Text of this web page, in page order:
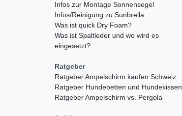
Infos zur Montage Sonnensegel
Infos/Reinigung zu Sunbrella
Was ist quick Dry Foam?
Was ist Spaltleder und wo wird es
eingesetzt?
Ratgeber
Ratgeber Ampelschirm kaufen Schweiz
Ratgeber Hundebetten und Hundekissen
Ratgeber Ampelschirm vs. Pergola